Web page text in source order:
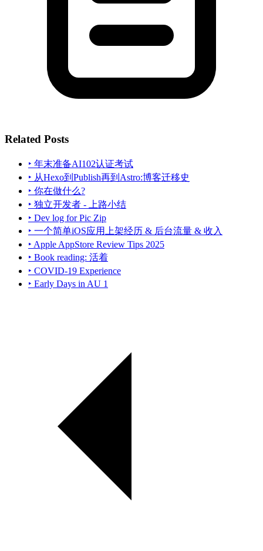
Related Posts
‣ 年末准备AI102认证考试
‣ 从Hexo到Publish再到Astro:博客迁移史
‣ 你在做什么?
‣ 独立开发者 - 上路小结
‣ Dev log for Pic Zip
‣ 一个简单iOS应用上架经历 & 后台流量 & 收入
‣ Apple AppStore Review Tips 2025
‣ Book reading: 活着
‣ COVID-19 Experience
‣ Early Days in AU 1